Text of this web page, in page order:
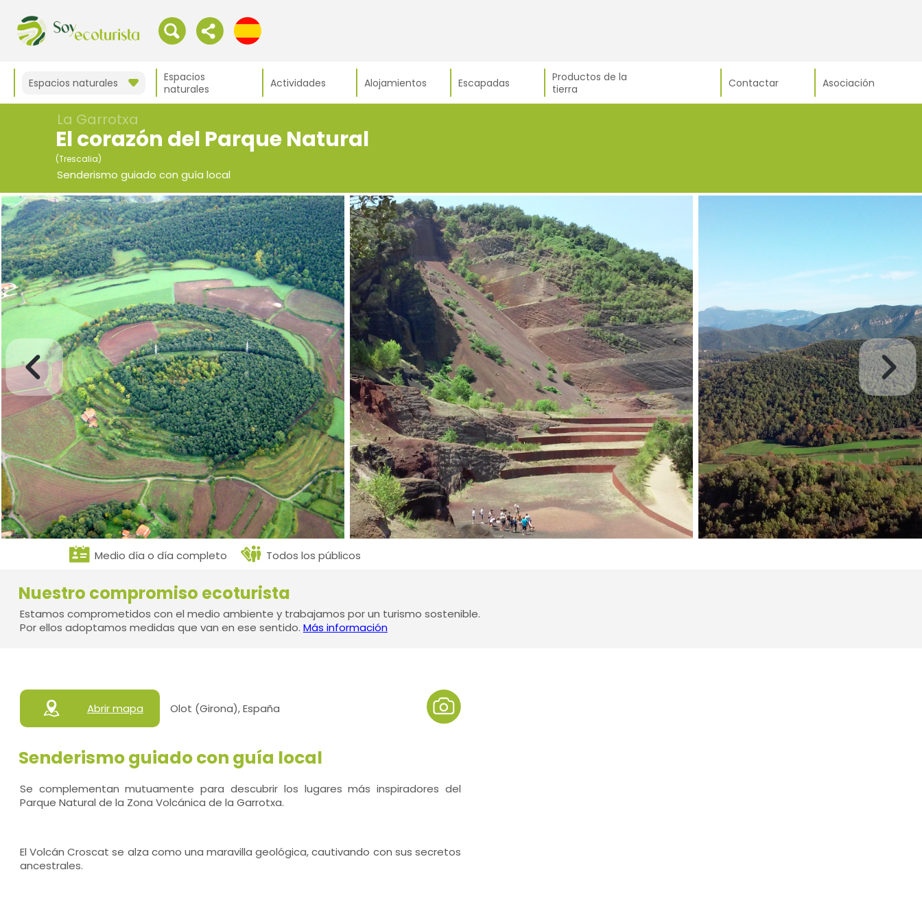
Espacios naturales
Espacios
naturales
Actividades Alojamientos Escapadas
Productos de la
tierra
Contactar Asociación
La Garrotxa
El corazón del Parque Natural
(Trescalia)
Senderismo guiado con guía local
Medio día o día completo Todos los públicos
Nuestro compromiso ecoturista
Estamos comprometidos con el medio ambiente y trabajamos por un turismo sostenible.
Por ellos adoptamos medidas que van en ese sentido. Más información
Abrir mapa Olot (Girona), España
Senderismo guiado con guía local
Se complementan mutuamente para descubrir los lugares más inspiradores del
Parque Natural de la Zona Volcánica de la Garrotxa.
El Volcán Croscat se alza como una maravilla geológica, cautivando con sus secretos
ancestrales.